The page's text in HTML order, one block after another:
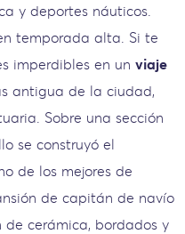
y deportes náuticos.
temporada alta. Si te
imperdibles en un viaje
antigua de la ciudad,
Sobre una sección
se construyó el
de los mejores de
de capitán de navío
cerámica, bordados y